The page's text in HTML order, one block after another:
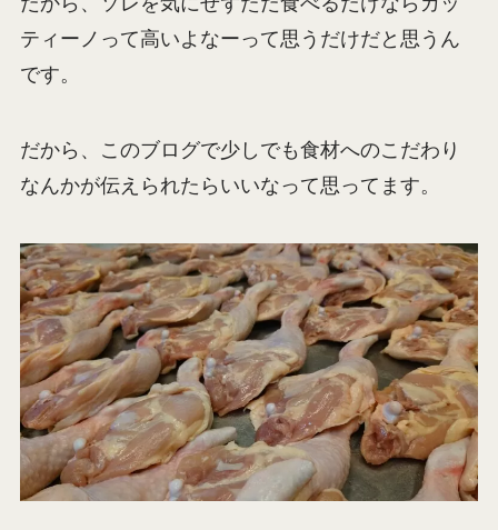
ティーノって高いよなーって思うだけだと思うん
です。
だから、このブログで少しでも食材へのこだわり
なんかが伝えられたらいいなって思ってます。